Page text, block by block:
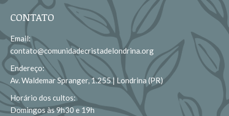
CONTATO
Email:
contato@comunidadecristadelondrina.org
Endereço:
Av. Waldemar Spranger, 1.255 | Londrina (PR)
Horário dos cultos:
Domingos às 9h30 e 19h